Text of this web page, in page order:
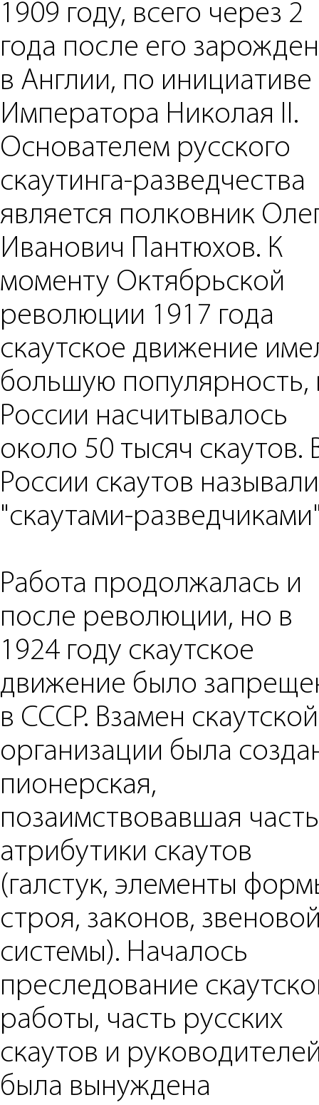
1909 году, всего через 2
года после его
в Англии, по инициативе
Императора Николая II.
Основателем русского
скаутинга-разведчества
является полковник
Иванович Пантюхов. К
моменту Октябрьской
революции 1917 года
скаутское движение
большую популярность,
России насчитывалось
около 50 тысяч скаутов.
России скаутов называли
"скаутами-
Работа продолжалась и
после революции, но в
1924 году скаутское
движение было
в СССР. Взамен скаутской
организации была
пионерская,
позаимствовавшая часть
атрибутики скаутов
(галстук, элементы
строя, законов,
системы). Началось
преследование
работы, часть русских
скаутов и
была вынуждена